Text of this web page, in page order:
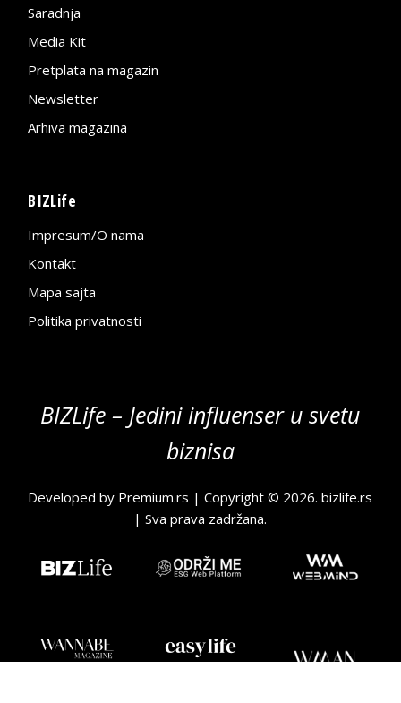
Saradnja
Media Kit
Pretplata na magazin
Newsletter
Arhiva magazina
BIZLife
Impresum/O nama
Kontakt
Mapa sajta
Politika privatnosti
BIZLife – Jedini influenser u svetu
biznisa
Developed by Premium.rs | Copyright © 2026.bizlife.rs
| Sva prava zadržana.